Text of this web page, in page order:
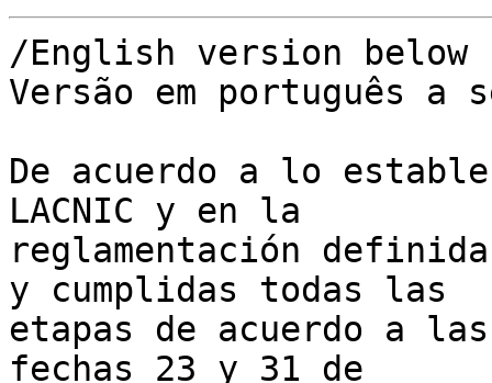
/English version below
Versão em português a
De acuerdo a lo
LACNIC y en la
reglamentación
y cumplidas todas las
etapas de acuerdo a
fechas 23 y 31 de